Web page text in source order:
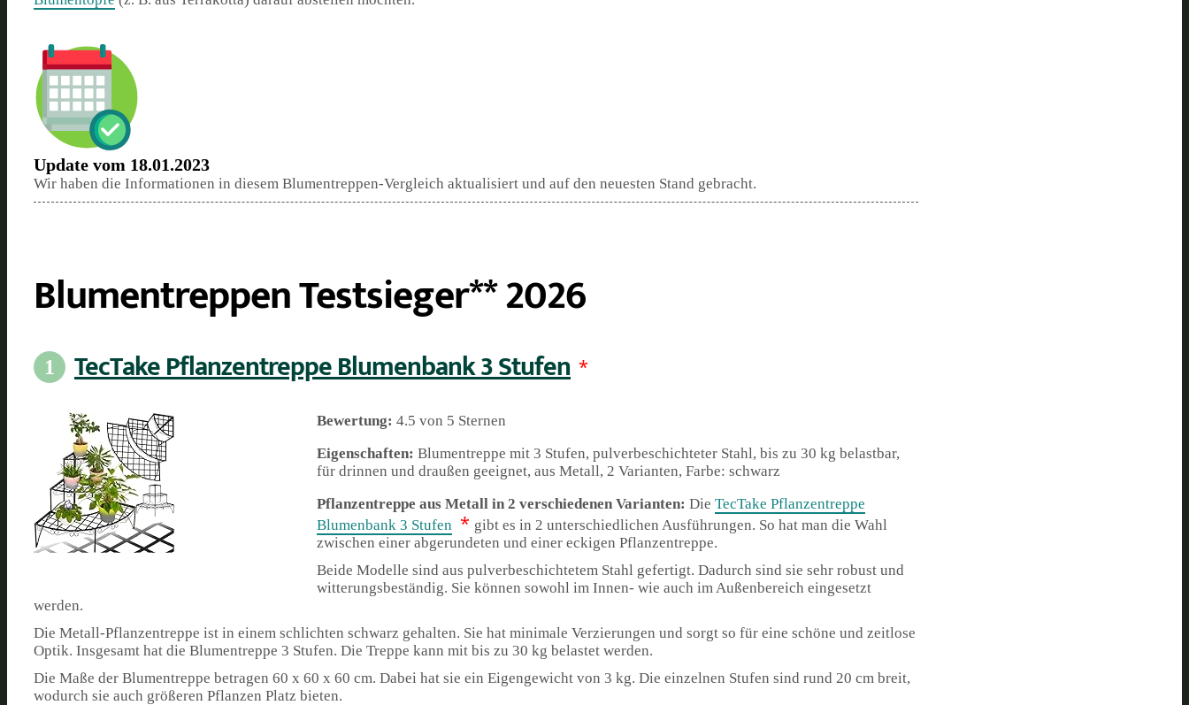
Update vom 18.01.2023
Wir haben die Informationen in diesem Blumentreppen-Vergleich aktualisiert und auf den neuesten Stand gebracht.
Blumentreppen Testsieger** 2026
1 TecTake Pflanzentreppe Blumenbank 3 Stufen *
Bewertung: 4.5 von 5 Sternen
Eigenschaften: Blumentreppe mit 3 Stufen, pulverbeschichteter Stahl, bis zu 30 kg belastbar,
für drinnen und draußen geeignet, aus Metall, 2 Varianten, Farbe: schwarz
Pflanzentreppe aus Metall in 2 verschiedenen Varianten: Die TecTake Pflanzentreppe
Blumenbank 3 Stufen * gibt es in 2 unterschiedlichen Ausführungen. So hat man die Wahl
zwischen einer abgerundeten und einer eckigen Pflanzentreppe.
Beide Modelle sind aus pulverbeschichtetem Stahl gefertigt. Dadurch sind sie sehr robust und
witterungsbeständig. Sie können sowohl im Innen- wie auch im Außenbereich eingesetzt
werden.
Die Metall-Pflanzentreppe ist in einem schlichten schwarz gehalten. Sie hat minimale Verzierungen und sorgt so für eine schöne und zeitlose
Optik. Insgesamt hat die Blumentreppe 3 Stufen. Die Treppe kann mit bis zu 30 kg belastet werden.
Die Maße der Blumentreppe betragen 60 x 60 x 60 cm. Dabei hat sie ein Eigengewicht von 3 kg. Die einzelnen Stufen sind rund 20 cm breit,
wodurch sie auch größeren Pflanzen Platz bieten.